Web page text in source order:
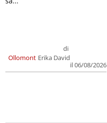
Ollomont
di
Erika David
il 06/08/2026